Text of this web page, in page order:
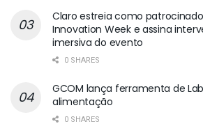
Claro estreia como
Innovation Week e assina
imersiva do evento
0 SHARES
GCOM lança ferramenta de
alimentação
0 SHARES